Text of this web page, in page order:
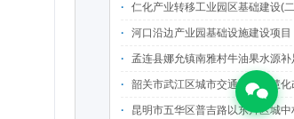
仁化产业转移工业园区基础建设(二期)一韶关仁化产业园区工业二路道路及桥梁(西侧扩园段)建设
河口沿边产业园基础设施建设项目（二期）设计施工总承包（EPC）(三次
孟连县娜允镇南雅村牛油果水源补足提质增效建设项目
韶关市武江区城市交通设施智慧化改造提升项目-基础建设工程（一期）A标段施
昆明市五华区普吉路以东片区城中村改造项目（一期）A7、A-4-2地块安置房项目供配电设计施工一体化